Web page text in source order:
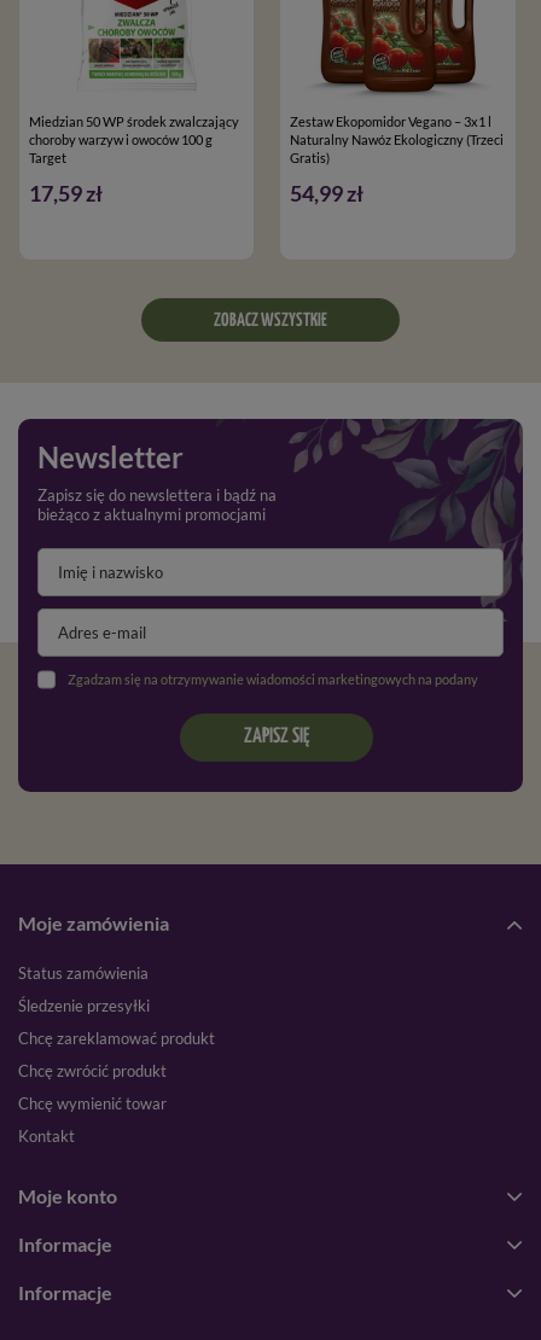
Miedzian 50 WP środek zwalczający
choroby warzyw i owoców 100 g
Target
17,59 zł
Zestaw Ekopomidor Vegano – 3x1 l
Naturalny Nawóz Ekologiczny (Trzeci
Gratis)
54,99 zł
ZOBACZ WSZYSTKIE
Newsletter
Zapisz się do newslettera i bądź na
bieżąco z aktualnymi promocjami
Zgadzam się na otrzymywanie wiadomości marketingowych na podany adres e-mail oraz przetwarzanie danych osobowych zgodnie z
ZAPISZ SIĘ
Moje zamówienia
Status zamówienia
Śledzenie przesyłki
Chcę zareklamować produkt
Chcę zwrócić produkt
Chcę wymienić towar
Kontakt
Moje konto
Informacje
Informacje